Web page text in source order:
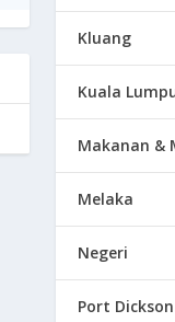
Kluang
Kuala
Makanan &
Melaka
Negeri
Port Dickson